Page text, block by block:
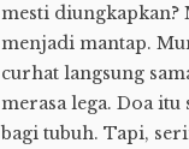
mesti diungkapkan?
menjadi mantap.
curhat langsung
merasa lega. Doa
bagi tubuh. Tapi,